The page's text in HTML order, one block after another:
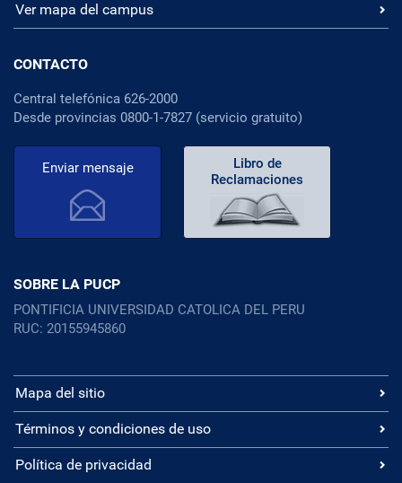
Ver mapa del campus
CONTACTO
Central telefónica 626-2000
Desde provincias 0800-1-7827 (servicio gratuito)
Enviar mensaje
Libro de
Reclamaciones
SOBRE LA PUCP
PONTIFICIA UNIVERSIDAD CATOLICA DEL PERU
RUC: 20155945860
Mapa del sitio
Términos y condiciones de uso
Política de privacidad